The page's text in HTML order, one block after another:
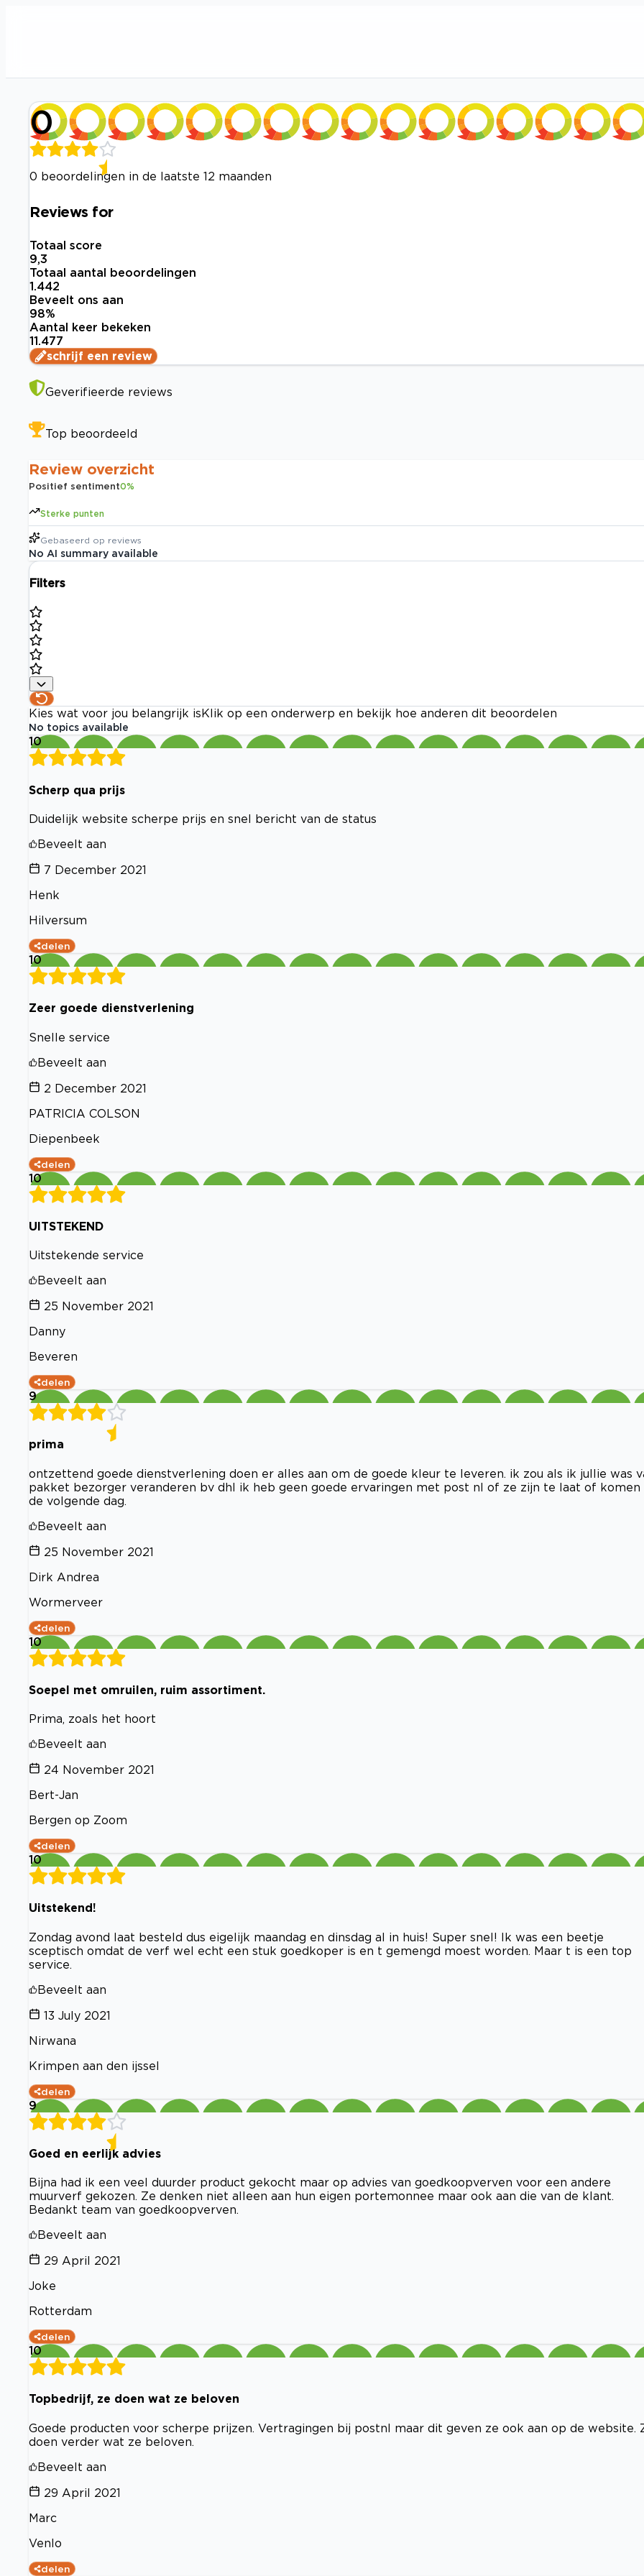
0
0 beoordelingen in de laatste 12 maanden
Reviews for
Totaal score
9,3
Totaal aantal beoordelingen
1.442
Beveelt ons aan
98%
Aantal keer bekeken
11.477
schrijf een review
Geverifieerde reviews
Top beoordeeld
Review overzicht
Positief sentiment0%
Sterke punten
Gebaseerd op reviews
No AI summary available
Filters
Kies wat voor jou belangrijk is Klik op een onderwerp en bekijk hoe anderen dit beoordelen
No topics available
10
Scherp qua prijs
Duidelijk website scherpe prijs en snel bericht van de status
Beveelt aan
7 December 2021
Henk
Hilversum
delen
10
Zeer goede dienstverlening
Snelle service
Beveelt aan
2 December 2021
PATRICIA COLSON
Diepenbeek
delen
10
UITSTEKEND
Uitstekende service
Beveelt aan
25 November 2021
Danny
Beveren
delen
9
prima
ontzettend goede dienstverlening doen er alles aan om de goede kleur te leveren. ik zou als ik jullie was
pakket bezorger veranderen bv dhl ik heb geen goede ervaringen met post nl of ze zijn te laat of komen
de volgende dag.
Beveelt aan
25 November 2021
Dirk Andrea
Wormerveer
delen
10
Soepel met omruilen, ruim assortiment.
Prima, zoals het hoort
Beveelt aan
24 November 2021
Bert-Jan
Bergen op Zoom
delen
10
Uitstekend!
Zondag avond laat besteld dus eigelijk maandag en dinsdag al in huis! Super snel! Ik was een beetje
sceptisch omdat de verf wel echt een stuk goedkoper is en t gemengd moest worden. Maar t is een top
service.
Beveelt aan
13 July 2021
Nirwana
Krimpen aan den ijssel
delen
9
Goed en eerlijk advies
Bijna had ik een veel duurder product gekocht maar op advies van goedkoopverven voor een andere
muurverf gekozen. Ze denken niet alleen aan hun eigen portemonnee maar ook aan die van de klant.
Bedankt team van goedkoopverven.
Beveelt aan
29 April 2021
Joke
Rotterdam
delen
10
Topbedrijf, ze doen wat ze beloven
Goede producten voor scherpe prijzen. Vertragingen bij postnl maar dit geven ze ook aan op de website.
doen verder wat ze beloven.
Beveelt aan
29 April 2021
Marc
Venlo
delen